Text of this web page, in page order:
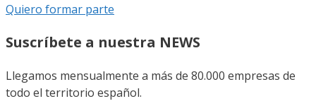
Quiero formar parte
Suscríbete a nuestra NEWS
Llegamos mensualmente a más de 80.000 empresas de
todo el territorio español.